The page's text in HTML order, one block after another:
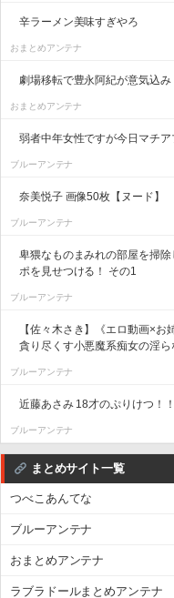
辛ラーメン美味すぎやろ
おまとめアンテナ
劇場移転で豊永阿紀が意気込み
おまとめアンテナ
弱者中年女性ですが今日マチ
ブルーアンテナ
奈美悦子 画像50枚【ヌード】
ブルーアンテナ
卑猥なものまみれの部屋を掃
ポを見せつける！ その1
ブルーアンテナ
【佐々木さき】《エロ動画×
貪り尽くす小悪魔系痴女の淫ら
ブルーアンテナ
近藤あさみ 18才のぷりけつ！！
ブルーアンテナ
まとめサイト一覧
つべこあんてな
ブルーアンテナ
おまとめアンテナ
ラブラドールまとめアンテナ